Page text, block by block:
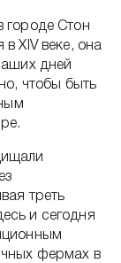
городе Стон
XIV веке, она
дней
чтобы быть
треть
и сегодня
фермах в